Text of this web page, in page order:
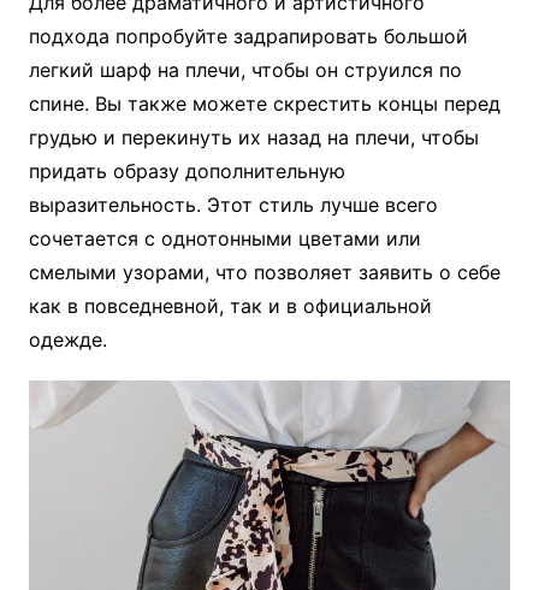
подхода попробуйте задрапировать большой
легкий шарф на плечи, чтобы он струился по
спине. Вы также можете скрестить концы перед
грудью и перекинуть их назад на плечи, чтобы
придать образу дополнительную
выразительность. Этот стиль лучше всего
сочетается с однотонными цветами или
смелыми узорами, что позволяет заявить о себе
как в повседневной, так и в официальной
одежде.